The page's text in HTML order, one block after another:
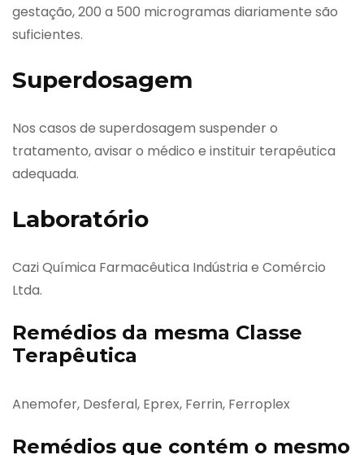
gestação, 200 a 500 microgramas diariamente são
suficientes.
Superdosagem
Nos casos de superdosagem suspender o
tratamento, avisar o médico e instituir terapêutica
adequada.
Laboratório
Cazi Química Farmacêutica Indústria e Comércio
Ltda.
Remédios da mesma Classe
Terapêutica
Anemofer, Desferal, Eprex, Ferrin, Ferroplex
Remédios que contém o mesmo